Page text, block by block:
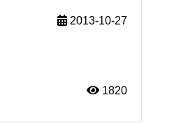
2013-10-27
1820